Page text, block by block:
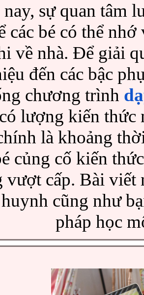
sự quan tâm
các bé có thể
về nhà. Để giải
đến các bậc
chương trình
lượng kiến thức
là khoảng
củng cố kiến
vượt cấp. Bài viết
cũng như
pháp học